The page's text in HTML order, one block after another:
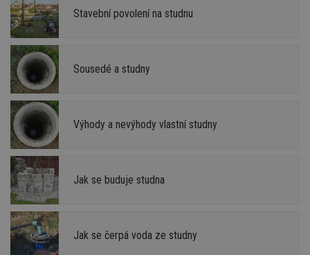
Stavební povolení na studnu
Sousedé a studny
Výhody a nevýhody vlastní studny
Jak se buduje studna
Jak se čerpá voda ze studny